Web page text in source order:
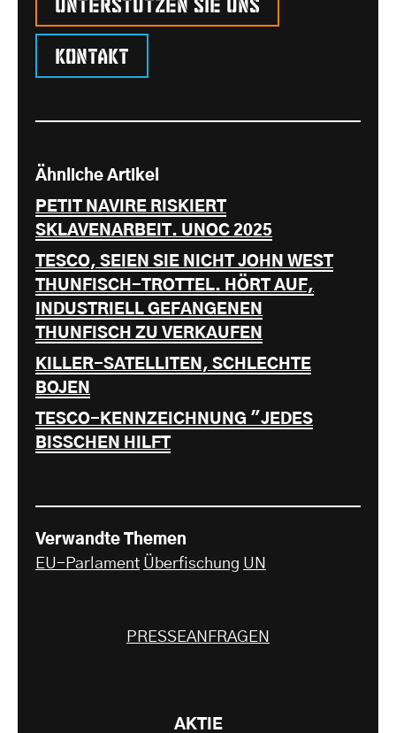
Kontakt
Ähnliche Artikel
PETIT NAVIRE RISKIERT
SKLAVENARBEIT. UNOC 2025
TESCO, SEIEN SIE NICHT JOHN WEST
THUNFISCH-TROTTEL. HÖRT AUF,
INDUSTRIELL GEFANGENEN
THUNFISCH ZU VERKAUFEN
KILLER-SATELLITEN, SCHLECHTE
BOJEN
TESCO-KENNZEICHNUNG "JEDES
BISSCHEN HILFT
Verwandte Themen
EU-Parlament Überfischung UN
PRESSEANFRAGEN
AKTIE